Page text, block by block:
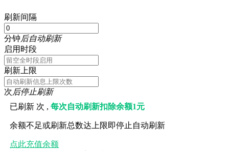
刷新间隔
分钟后自动刷新
启用时段
刷新上限
次后停止刷新
已刷新 次 ,每次自动刷新扣除余额1元
余额不足或刷新总数达上限即停止自动刷新
点此充值余额